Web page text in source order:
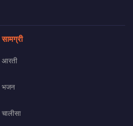
सामग्री
आरती
भजन
चालीसा